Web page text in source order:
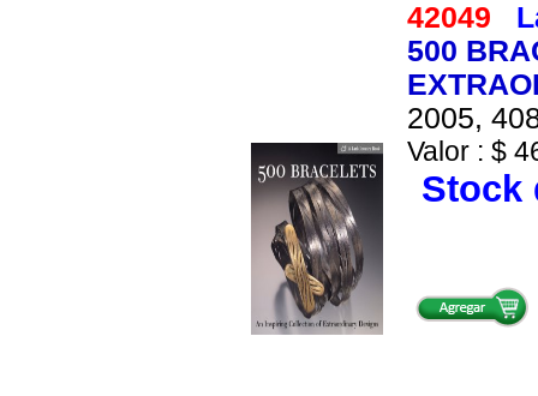
42049
500
2005,
Valor : $
Stock